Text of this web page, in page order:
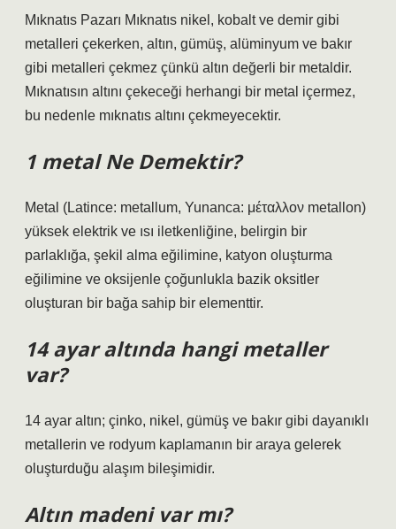
Mıknatıs Pazarı Mıknatıs nikel, kobalt ve demir gibi
metalleri çekerken, altın, gümüş, alüminyum ve bakır
gibi metalleri çekmez çünkü altın değerli bir metaldir.
Mıknatısın altını çekeceği herhangi bir metal içermez,
bu nedenle mıknatıs altını çekmeyecektir.
1 metal Ne Demektir?
Metal (Latince: metallum, Yunanca: μέταλλον metallon)
yüksek elektrik ve ısı iletkenliğine, belirgin bir
parlaklığa, şekil alma eğilimine, katyon oluşturma
eğilimine ve oksijenle çoğunlukla bazik oksitler
oluşturan bir bağa sahip bir elementtir.
14 ayar altında hangi metaller
var?
14 ayar altın; çinko, nikel, gümüş ve bakır gibi dayanıklı
metallerin ve rodyum kaplamanın bir araya gelerek
oluşturduğu alaşım bileşimidir.
Altın madeni var mı?